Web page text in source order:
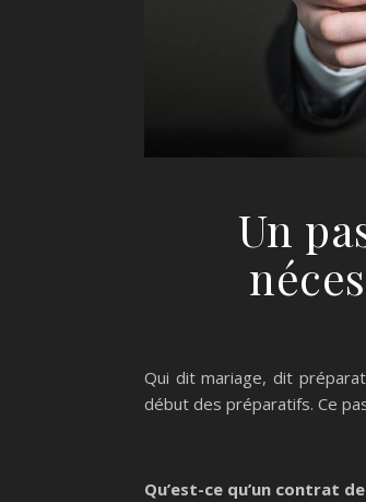
Un
Qui dit mariage, dit
début des préparatifs. Ce
Qu’est-ce qu’un contrat